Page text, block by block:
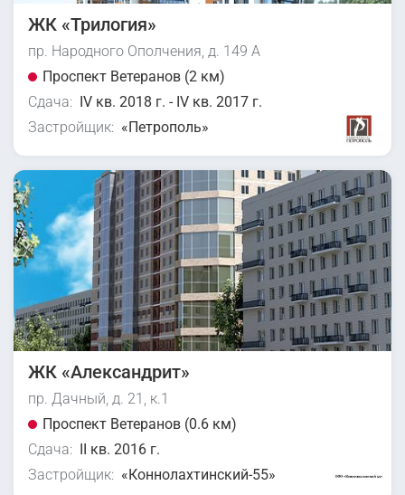
ЖК «Трилогия»
пр. Народного Ополчения, д. 149 А
Проспект Ветеранов (2 км)
Сдача: IV кв. 2018 г. - IV кв. 2017 г.
Застройщик: «Петрополь»
ЖК «Александрит»
пр. Дачный, д. 21, к.1
Проспект Ветеранов (0.6 км)
Сдача: II кв. 2016 г.
Застройщик: «Коннолахтинский-55»